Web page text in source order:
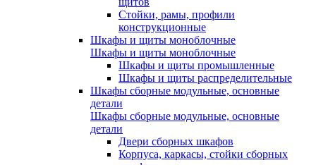
Стойки, рамы, профили
конструкционные
Шкафы и щиты моноблочные
Шкафы и щиты моноблочные
Шкафы и щиты промышленные
Шкафы и щиты распределительные
Шкафы сборные модульные, основные
детали
Шкафы сборные модульные, основные
детали
Двери сборных шкафов
Корпуса, каркасы, стойки сборных